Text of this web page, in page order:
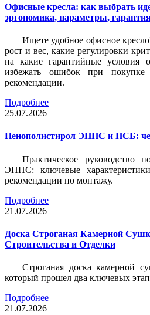
Офисные кресла: как выбрать
эргономика, параметры,
Ищете удобное офисное
рост и вес, какие регулировки
на какие гарантийные условия
избежать ошибок при
рекомендации.
Подробнее
25.07.2026
Пенополистирол ЭППС и ПСБ:
Практическое
ЭППС: ключевые
рекомендации по монтажу.
Подробнее
21.07.2026
Доска Строганая Камерной
Строительства и Отделки
Строганая доска камерной
который прошел два ключевых
Подробнее
21.07.2026